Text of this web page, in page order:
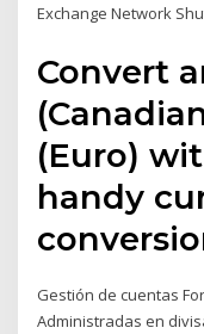
Exchange Network
Convert
(Euro)
handy
Gestión de cuentas
Administradas en